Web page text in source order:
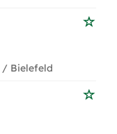
/ Bielefeld